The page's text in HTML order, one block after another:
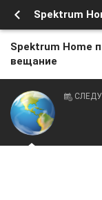
Spektrum Home
вещание